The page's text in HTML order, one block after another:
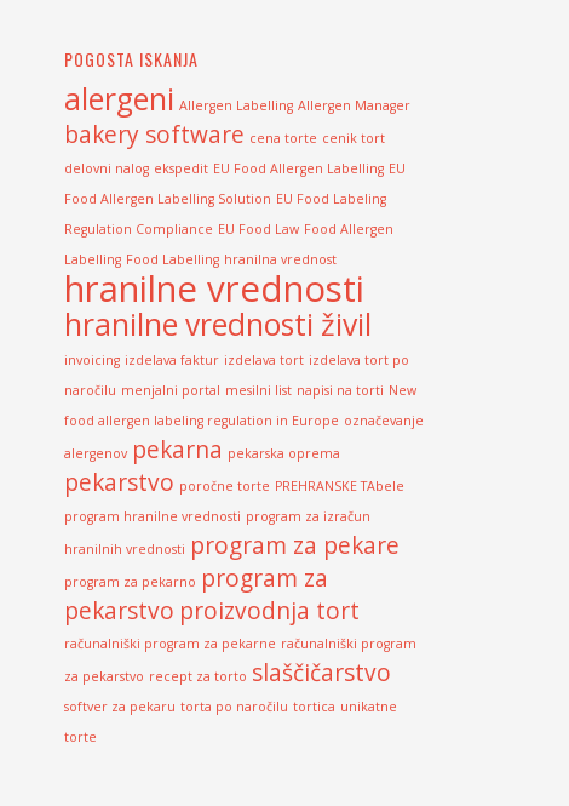
POGOSTA ISKANJA
alergeni Allergen Labelling Allergen Manager
bakery software cena torte cenik tort
delovni nalog ekspedit EU Food Allergen Labelling EU
Food Allergen Labelling Solution EU Food Labeling
Regulation Compliance EU Food Law Food Allergen
Labelling Food Labelling hranilna vrednost
hranilne vrednosti
hranilne vrednosti živil
invoicing izdelava faktur izdelava tort izdelava tort po
naročilu menjalni portal mesilni list napisi na torti New
food allergen labeling regulation in Europe označevanje
alergenov pekarna pekarska oprema
pekarstvo poročne torte PREHRANSKE TAbele
program hranilne vrednosti program za izračun
hranilnih vrednosti program za pekare
program za pekarno program za
pekarstvo proizvodnja tort
računalniški program za pekarne računalniški program
za pekarstvo recept za torto slaščičarstvo
softver za pekaru torta po naročilu tortica unikatne
torte